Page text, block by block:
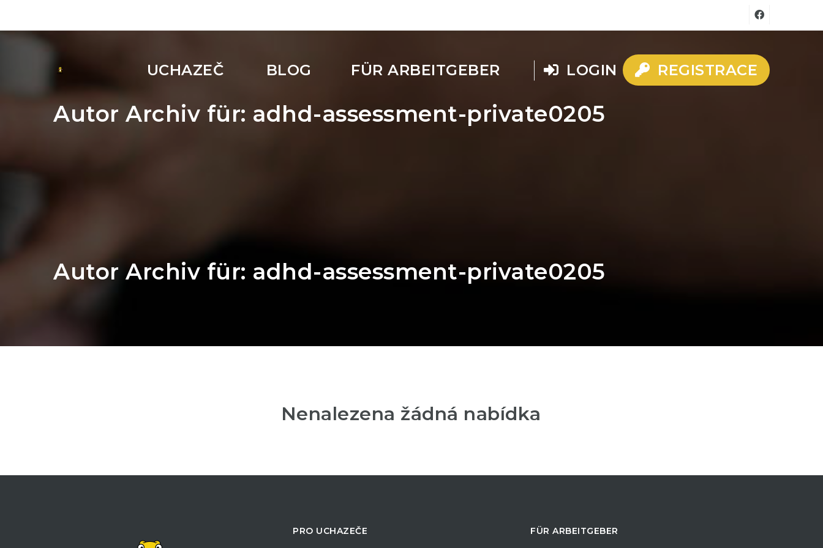
UCHAZEČ BLOG FÜR ARBEITGEBER LOGIN REGISTRACE
Autor Archiv für: adhd-assessment-private0205
Autor Archiv für: adhd-assessment-private0205
Nenalezena žádná nabídka
PRO UCHAZEČE FÜR ARBEITGEBER